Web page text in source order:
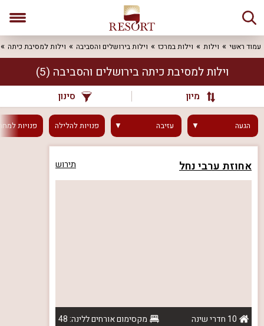
עמוד ראשי וילות וילות במרכז וילות בירושלים והסביבה וילות למסיבת כיתה
וילות למסיבת כיתה בירושלים והסביבה (5)
מיון סינון
הגעה עזיבה פנויותלהלילה פנויות
אחוזת ערבי נחל תירוש
10 חדרי שינה
מקסימום אורחים ללינה: 48